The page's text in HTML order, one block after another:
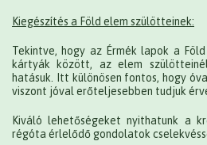
Kiegészítés a Föld elem szülötteinek:
Tekintve, hogy az Érmék lapok a
kártyák között, az elem
hatásuk. Itt különösen fontos, hogy
viszont jóval erőteljesebben tudjuk
Kiváló lehetőségeket nyithatunk a
régóta érlelődő gondolatok